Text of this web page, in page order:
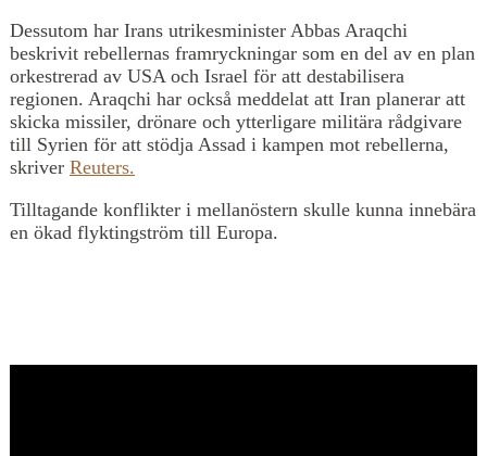
Dessutom har Irans utrikesminister Abbas Araqchi
beskrivit rebellernas framryckningar som en del av en plan
orkestrerad av USA och Israel för att destabilisera
regionen. Araqchi har också meddelat att Iran planerar att
skicka missiler, drönare och ytterligare militära rådgivare
till Syrien för att stödja Assad i kampen mot rebellerna,
skriver Reuters.
Tilltagande konflikter i mellanöstern skulle kunna innebära
en ökad flyktingström till Europa.